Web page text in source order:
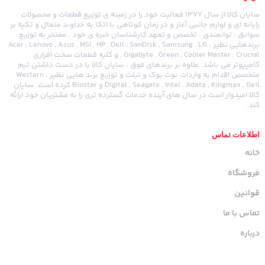
سایان کالا از سال 1377 فعالیت خود را در زمینه ی توزیع قطعات و محصولات
رایانه ای و لوازم جانبی آغاز و در زمان کوتاهی با اتکا به خداوند متعال و تکیه بر
سوابق ، توانمندی ، تخصص و تعهد کارشناسان خبره ی خود ، مفتخر به توزیع
برندهایی نظیر : Acer , Lenovo , Asus , MSI , HP , Dell , SanDisk , Samsung , LG
, Gigabyte , Green , Cooler Master , Crucial و کلیه قطعات سخت افزاری
کامپیوتر می باشد. علاوه بر برندهای فوق ، سایان کالا با در دست داشتن تیم
متخصص اقدام به واردات نوت بوک و تبلت و توزیع برند هایی نظیر : Western
Digital , Seagate , Intel , Adata , Kingmax , Geil و Biostar کرده است. سایان
کالا امیدوار است در سال های آینده خدمات گسترده تری را به مشتریان خود ارائه
کند.
اطلاعات تماس
خانه
فروشگاه
قوانین
تماس با ما
درباره